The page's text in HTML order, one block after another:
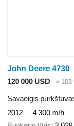
John Deere 4730
120 000 USD
≈ 103
Savaeigis
2012
4 300 m/h